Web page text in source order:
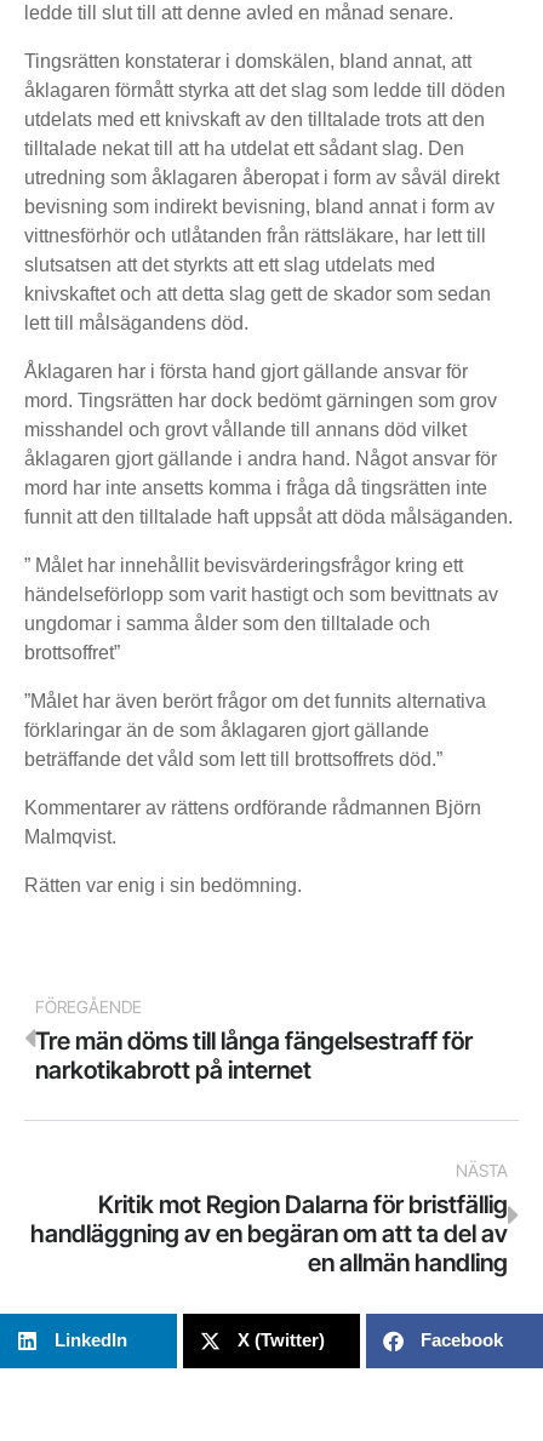
ledde till slut till att denne avled en månad senare.
Tingsrätten konstaterar i domskälen, bland annat, att
åklagaren förmått styrka att det slag som ledde till döden
utdelats med ett knivskaft av den tilltalade trots att den
tilltalade nekat till att ha utdelat ett sådant slag. Den
utredning som åklagaren åberopat i form av såväl direkt
bevisning som indirekt bevisning, bland annat i form av
vittnesförhör och utlåtanden från rättsläkare, har lett till
slutsatsen att det styrkts att ett slag utdelats med
knivskaftet och att detta slag gett de skador som sedan
lett till målsägandens död.
Åklagaren har i första hand gjort gällande ansvar för
mord. Tingsrätten har dock bedömt gärningen som grov
misshandel och grovt vållande till annans död vilket
åklagaren gjort gällande i andra hand. Något ansvar för
mord har inte ansetts komma i fråga då tingsrätten inte
funnit att den tilltalade haft uppsåt att döda målsäganden.
” Målet har innehållit bevisvärderingsfrågor kring ett
händelseförlopp som varit hastigt och som bevittnats av
ungdomar i samma ålder som den tilltalade och
brottsoffret”
”Målet har även berört frågor om det funnits alternativa
förklaringar än de som åklagaren gjort gällande
beträffande det våld som lett till brottsoffrets död.”
Kommentarer av rättens ordförande rådmannen Björn
Malmqvist.
Rätten var enig i sin bedömning.
FÖREGÅENDE
Tre män döms till långa fängelsestraff för
narkotikabrott på internet
NÄSTA
Kritik mot Region Dalarna för bristfällig
handläggning av en begäran om att ta del av
en allmän handling
LinkedIn X (Twitter) Facebook